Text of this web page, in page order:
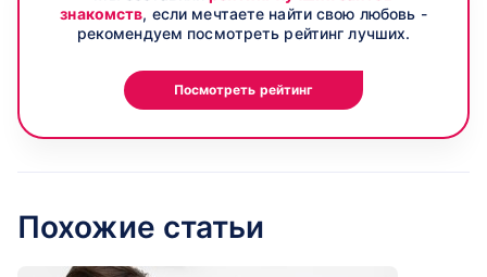
знакомств, если мечтаете найти свою любовь -
рекомендуем посмотреть рейтинг лучших.
Посмотреть рейтинг
Похожие статьи